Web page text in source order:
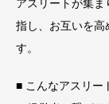
アスリートが集ま
指し、お互いを高
す。
■ こんなアスリー